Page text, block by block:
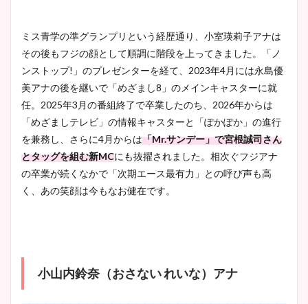
ミス青学の準グランプリという経歴通り、小室瑛莉子アナは
その後もフジの顔として順調に階段を上ってきました。「ノ
ンストップ!」のプレゼンターを経て、2023年4月には永島優
美アナの後を継いで「めざまし8」のメインキャスターに就
任。2025年3月の番組終了で卒業したのち、2026年からは
「めざましテレビ」の情報キャスターと「ぽかぽか」の進行
を兼務し、さらに4月からは「Mr.サンデー」で宮根誠司さん
とタッグを組む新MCにも抜擢されました。相次ぐフジアナ
の卒業が続くなかで「次期エース最有力」との呼び声も高
く、あの笑顔は今もなお健在です。
小山内鈴奈（おさない れいな）アナ